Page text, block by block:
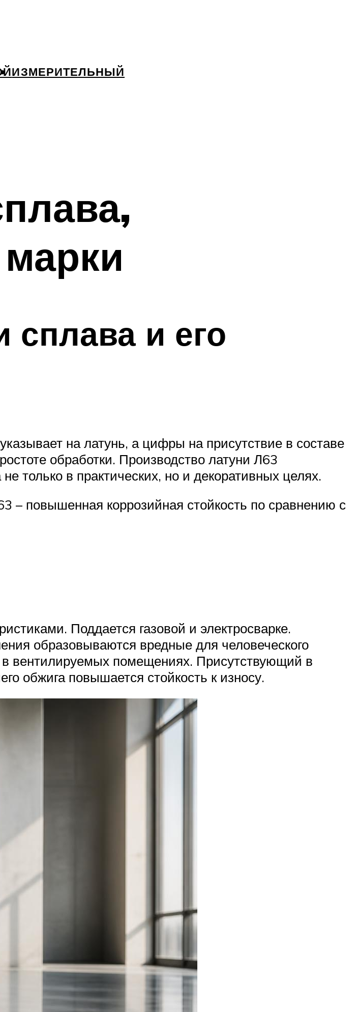
ИЗМЕРИТЕЛЬНЫЙ
и его
на латунь, а цифры на присутствие в составе
обработки. Производство латуни Л63
только в практических, но и декоративных целях.
– повышенная коррозийная стойкость по сравнению с
Поддается газовой и электросварке.
образовываются вредные для человеческого
в вентилируемых помещениях. Присутствующий в
обжига повышается стойкость к износу.